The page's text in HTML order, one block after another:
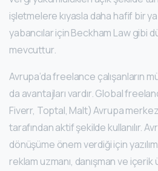
işletmelere kıyasla daha hafif bir
yabancılar için Beckham Law gibi
mevcuttur.
Avrupa’da freelance çalışanların
da avantajları vardır. Global
Fiverr, Toptal, Malt) Avrupa
tarafından aktif şekilde kullanılır.
dönüşüme önem verdiği için
reklam uzmanı, danışman ve